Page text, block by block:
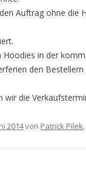
NOVEMBER 2016
Auftrag ohne die
in der
den Bestellern
die
2014von Patrick Pilek.